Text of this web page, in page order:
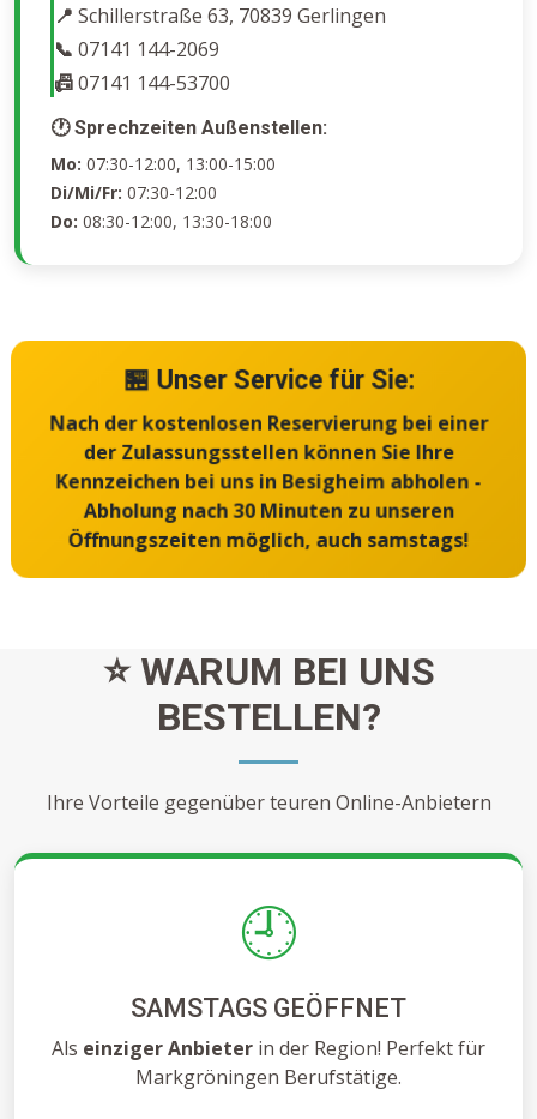
📍 Schillerstraße 63, 70839 Gerlingen
📞 07141 144-2069
📠07141 144-53700
🕐 Sprechzeiten Außenstellen:
Mo: 07:30-12:00, 13:00-15:00
Di/Mi/Fr: 07:30-12:00
Do: 08:30-12:00, 13:30-18:00
🏪 Unser Service für Sie:
Nach der kostenlosen Reservierung bei einer
der Zulassungsstellen können Sie Ihre
Kennzeichen bei uns in Besigheim abholen -
Abholung nach 30 Minuten zu unseren
Öffnungszeiten möglich, auch samstags!
⭐ WARUM BEI UNS
BESTELLEN?
Ihre Vorteile gegenüber teuren Online-Anbietern
🕘
SAMSTAGS GEÖFFNET
Als einziger Anbieter in der Region! Perfekt für
Markgröningen Berufstätige.